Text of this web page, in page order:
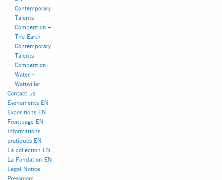
Contemporary
Talents
Competition –
The Earth
Contemporary
Talents
Competition:
Water –
Wattwiller
Contact us
Evenements EN
Expositions EN
Frontpage EN
Informations
pratiques EN
La collection EN
La Fondation EN
Legal Notice
Pressroom